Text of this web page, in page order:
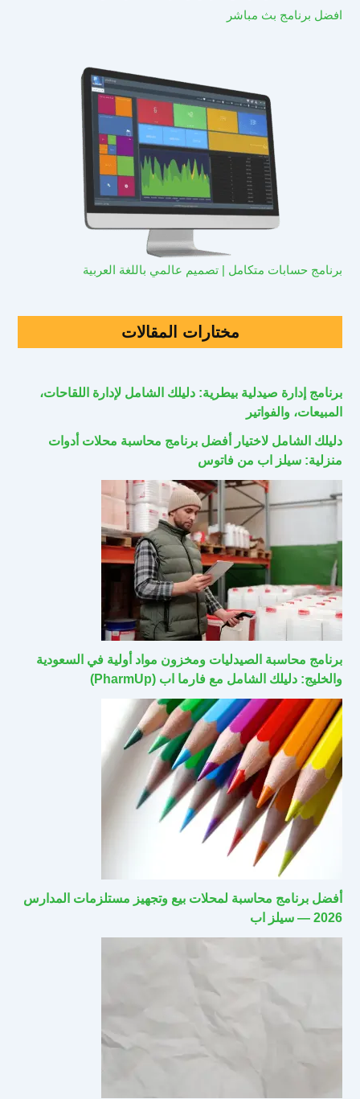
افضل برنامج بث مباشر
برنامج حسابات متكامل | تصميم عالمي باللغة العربية
مختارات المقالات
برنامج إدارة صيدلية بيطرية: دليلك الشامل لإدارة اللقاحات،
المبيعات، والفواتير
دليلك الشامل لاختيار أفضل برنامج محاسبة محلات أدوات
منزلية: سيلز اب من فاتوس
برنامج محاسبة الصيدليات ومخزون مواد أولية في السعودية
والخليج: دليلك الشامل مع فارما اب (PharmUp)
أفضل برنامج محاسبة لمحلات بيع وتجهيز مستلزمات المدارس
2026 — سيلز اب